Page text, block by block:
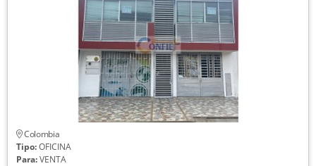
Colombia
Tipo:OFICINA
Para:VENTA